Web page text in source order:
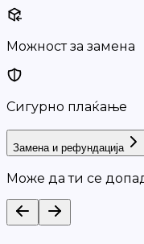
Можност за замена
Сигурно плаќање
Замена и рефундација
Може да ти се